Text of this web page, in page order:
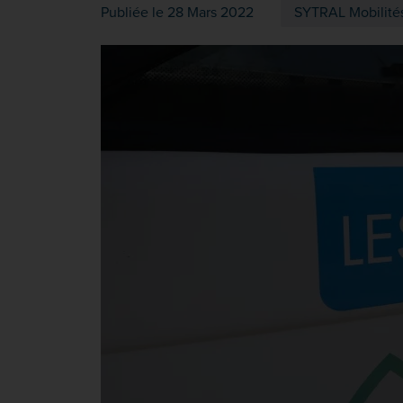
Publiée le 28 Mars 2022 SYTRAL